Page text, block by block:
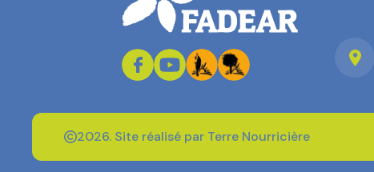
2026. Site réalisé par Terre Nourricière